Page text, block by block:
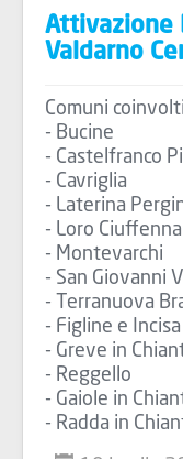
Attivazione
Valdarno
Comuni
- Bucine
- Castelfranco
- Cavriglia
- Laterina
- Loro Ciuffenna
- Montevarchi
- San Giovanni
- Terranuova
- Figline e
- Greve in
- Reggello
- Gaiole in
- Radda in